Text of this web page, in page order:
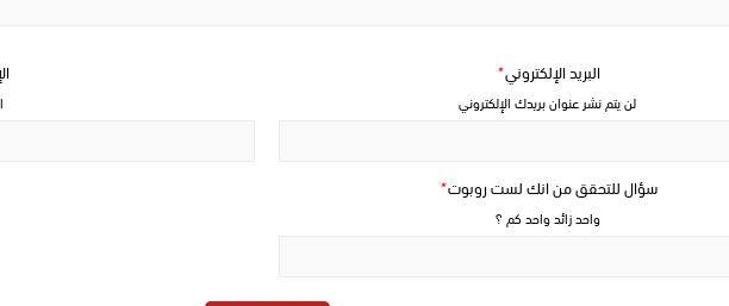
سؤال للتحقق من انك لست روبوت*
واحد زائد واحد كم ؟
البريد الإلكتروني*
لن يتم نشر عنوان بريدك الإلكتروني